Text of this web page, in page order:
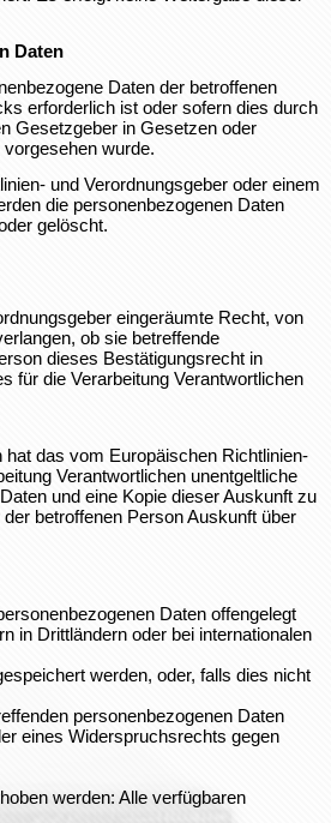
Daten
Daten der betroffenen
erforderlich ist oder sofern dies durch
Gesetzgeber in Gesetzen oder
wurde.
und Verordnungsgeber oder einem
die personenbezogenen Daten
gelöscht.
eingeräumte Recht, von
ob sie betreffende
dieses Bestätigungsrecht in
für die Verarbeitung Verantwortlichen
das vom Europäischen Richtlinien-
Verantwortlichen unentgeltliche
und eine Kopie dieser Auskunft zu
betroffenen Person Auskunft über
Daten offengelegt
in Drittländern oder bei internationalen
werden, oder, falls dies nicht
personenbezogenen Daten
eines Widerspruchsrechts gegen
werden: Alle verfügbaren